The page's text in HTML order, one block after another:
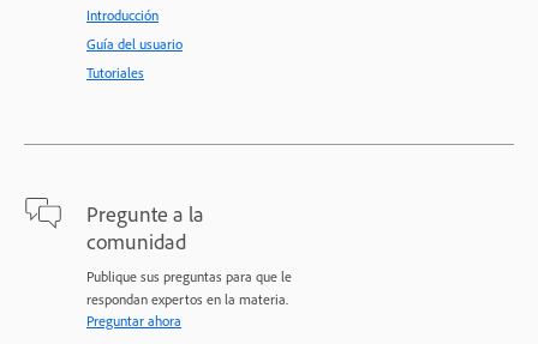
Introducción
Guía del usuario
Tutoriales
Pregunte a la
comunidad
Publique sus preguntas para que le
respondan expertos en la materia.
Preguntar ahora